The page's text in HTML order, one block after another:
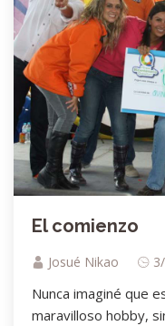
El comienzo
Josué Nikao
Nunca imaginé que
maravilloso hobby,